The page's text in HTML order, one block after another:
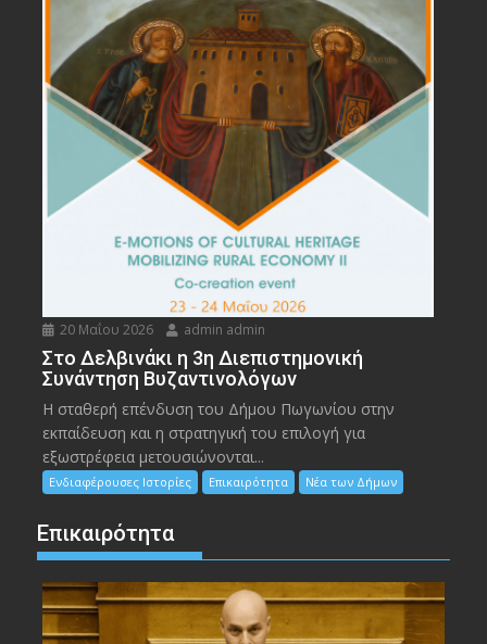
20 Μαΐου 2026 admin admin
Στο Δελβινάκι η 3η Διεπιστημονική
Συνάντηση Βυζαντινολόγων
Η σταθερή επένδυση του Δήμου Πωγωνίου στην
εκπαίδευση και η στρατηγική του επιλογή για
εξωστρέφεια μετουσιώνονται...
Ενδιαφέρουσες Ιστορίες Επικαιρότητα Νέα των Δήμων
Επικαιρότητα